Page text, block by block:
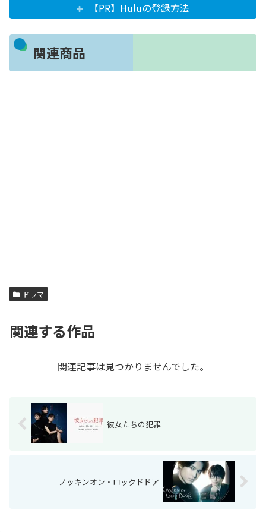
【PR】Huluの登録方法
関連商品
ドラマ
関連する作品
関連記事は見つかりませんでした。
彼女たちの犯罪
ノッキンオン・ロックドドア